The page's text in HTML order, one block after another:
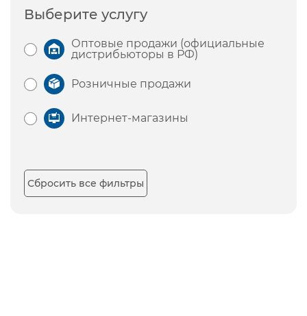
Выберите услугу
Оптовые продажи (официальные
дистрибьюторы в РФ)
Розничные продажи
Интернет-магазины
Сбросить все фильтры